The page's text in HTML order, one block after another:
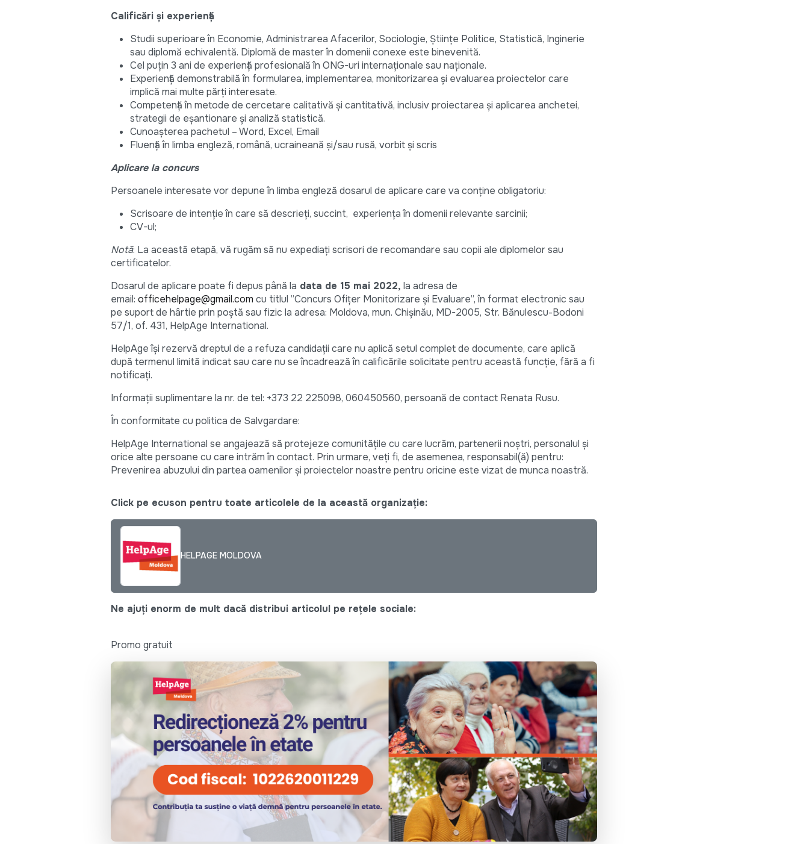
Calificări și experiență
Studii superioare în Economie, Administrarea Afacerilor, Sociologie, Științe Politice, Statistică, Inginerie
sau diplomă echivalentă. Diplomă de master în domenii conexe este binevenită.
Cel puțin 3 ani de experiență profesională în ONG-uri internaționale sau naționale.
Experiență demonstrabilă în formularea, implementarea, monitorizarea și evaluarea proiectelor care
implică mai multe părți interesate.
Competență în metode de cercetare calitativă și cantitativă, inclusiv proiectarea și aplicarea anchetei,
strategii de eșantionare și analiză statistică.
Cunoașterea pachetul – Word, Excel, Email
Fluență în limba engleză, română, ucraineană și/sau rusă, vorbit și scris
Aplicare la concurs
Persoanele interesate vor depune în limba engleză dosarul de aplicare care va conține obligatoriu:
Scrisoare de intenție în care să descrieți, succint, experiența în domenii relevante sarcinii;
CV-ul;
Notă: La această etapă, vă rugăm să nu expediați scrisori de recomandare sau copii ale diplomelor sau
certificatelor.
Dosarul de aplicare poate fi depus până la data de 15 mai 2022, la adresa de
email: officehelpage@gmail.com cu titlul ”Concurs Ofițer Monitorizare și Evaluare”, în format electronic sau
pe suport de hârtie prin poștă sau fizic la adresa: Moldova, mun. Chișinău, MD-2005, Str. Bănulescu-Bodoni
57/1, of. 431, HelpAge International.
HelpAge își rezervă dreptul de a refuza candidații care nu aplică setul complet de documente, care aplică
după termenul limită indicat sau care nu se încadrează în calificările solicitate pentru această funcție, fără a fi
notificați.
Informații suplimentare la nr. de tel: +373 22 225098, 060450560, persoană de contact Renata Rusu.
În conformitate cu politica de Salvgardare:
HelpAge International se angajează să protejeze comunitățile cu care lucrăm, partenerii noștri, personalul și
orice alte persoane cu care intrăm în contact. Prin urmare, veți fi, de asemenea, responsabil(ă) pentru:
Prevenirea abuzului din partea oamenilor și proiectelor noastre pentru oricine este vizat de munca noastră.
Click pe ecuson pentru toate articolele de la această organizație:
HELPAGE MOLDOVA
Ne ajuți enorm de mult dacă distribui articolul pe rețele sociale:
Promo gratuit